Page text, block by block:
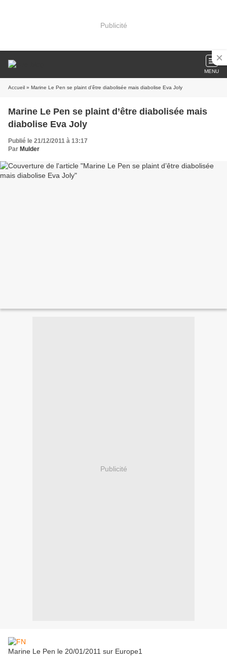
Publicité
MENU
Accueil » Marine Le Pen se plaint d’être diabolisée mais diabolise Eva Joly
Marine Le Pen se plaint d’être diabolisée mais
diabolise Eva Joly
Publié le 21/12/2011 à 13:17
Par Mulder
Publicité
Marine Le Pen le 20/01/2011 sur Europe1